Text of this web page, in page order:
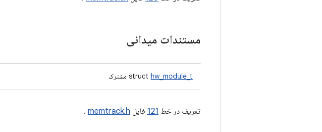
مستندات میدانی
struct hw_module_t مشترک
تعریف در خط 121 فایل memtrack.h
.